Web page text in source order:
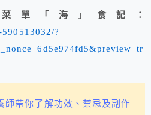
菜單「海」食記：
?
師帶你了解功效、禁忌及副作